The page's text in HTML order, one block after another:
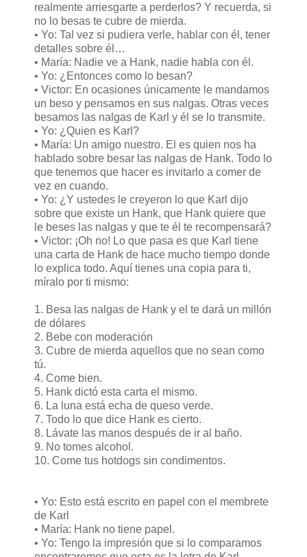
realmente arriesgarte a perderlos? Y recuerda, si
no lo besas te cubre de mierda.
• Yo: Tal vez si pudiera verle, hablar con él, tener
detalles sobre él…
• María: Nadie ve a Hank, nadie habla con él.
• Yo: ¿Entonces como lo besan?
• Victor: En ocasiones únicamente le mandamos
un beso y pensamos en sus nalgas. Otras veces
besamos las nalgas de Karl y él se lo transmite.
• Yo: ¿Quien es Karl?
• María: Un amigo nuestro. El es quien nos ha
hablado sobre besar las nalgas de Hank. Todo lo
que tenemos que hacer es invitarlo a comer de
vez en cuando.
• Yo: ¿Y ustedes le creyeron lo que Karl dijo
sobre que existe un Hank, que Hank quiere que
le beses las nalgas y que te él te recompensará?
• Victor: ¡Oh no! Lo que pasa es que Karl tiene
una carta de Hank de hace mucho tiempo donde
lo explica todo. Aquí tienes una copia para ti,
míralo por ti mismo:
1. Besa las nalgas de Hank y el te dará un millón
de dólares
2. Bebe con moderación
3. Cubre de mierda aquellos que no sean como
tú.
4. Come bien.
5. Hank dictó esta carta el mismo.
6. La luna está echa de queso verde.
7. Todo lo que dice Hank es cierto.
8. Lávate las manos después de ir al baño.
9. No tomes alcohol.
10. Come tus hotdogs sin condimentos.
• Yo: Esto está escrito en papel con el membrete
de Karl
• María: Hank no tiene papel.
• Yo: Tengo la impresión que si lo comparamos